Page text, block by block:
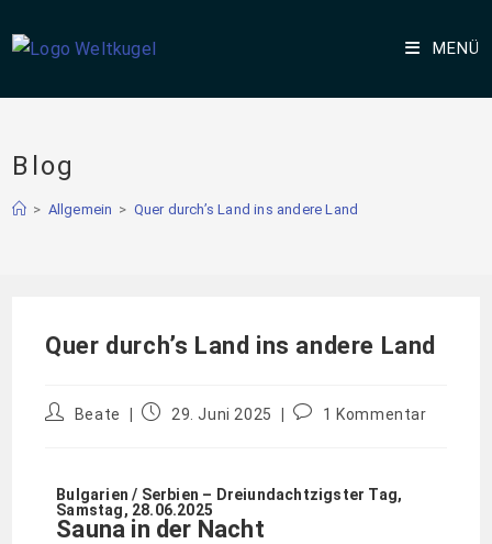
MENÜ
Blog
> Allgemein > Quer durch’s Land ins andere Land
Quer durch’s Land ins andere Land
Beate 29. Juni 2025 1 Kommentar
Bulgarien / Serbien – Dreiundachtzigster Tag,
Samstag, 28.06.2025
Sauna in der Nacht